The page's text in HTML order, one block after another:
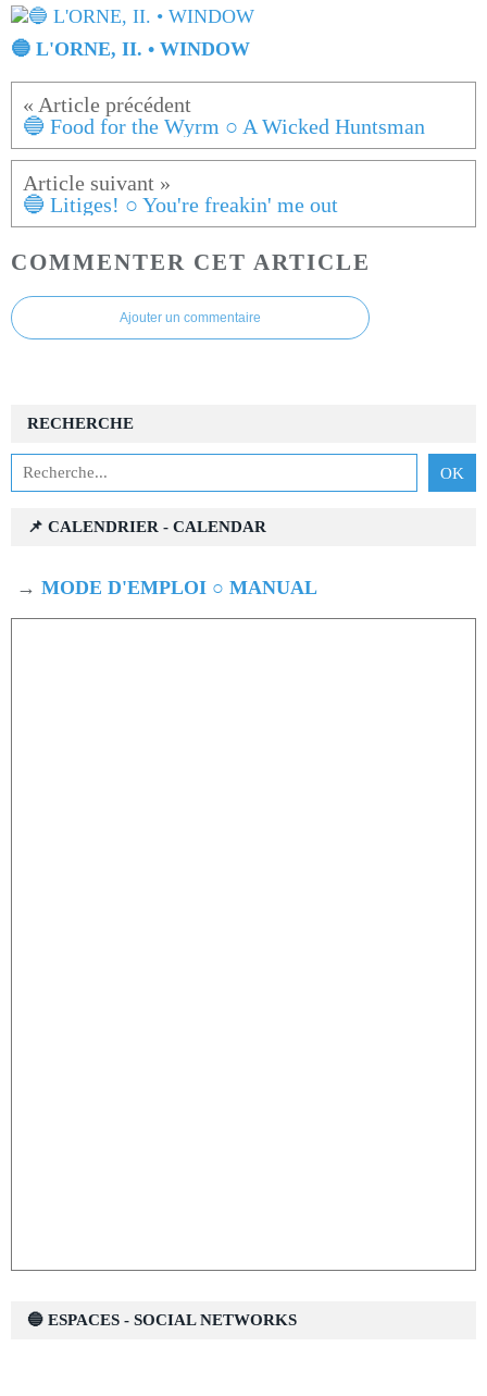
🔵 L'ORNE, II. • WINDOW
🔵 Food for the Wyrm ○ A Wicked Huntsman
🔵 Litiges! ○ You're freakin' me out
COMMENTER CET ARTICLE
Ajouter un commentaire
RECHERCHE
📌 CALENDRIER - CALENDAR
→ MODE D'EMPLOI ○ MANUAL
🔵 ESPACES - SOCIAL NETWORKS